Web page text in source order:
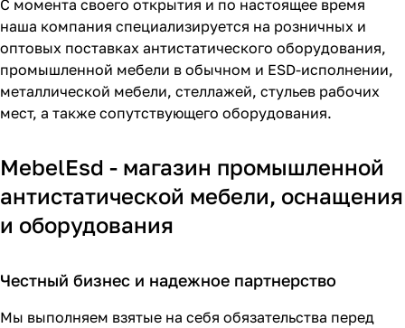
С момента своего открытия и по настоящее время
наша компания специализируется на розничных и
оптовых поставках антистатического оборудования,
промышленной мебели в обычном и ESD-исполнении,
металлической мебели, стеллажей, стульев рабочих
мест, а также сопутствующего оборудования.
MebelEsd - магазин промышленной
антистатической мебели, оснащения
и оборудования
Честный бизнес и надежное партнерство
Мы выполняем взятые на себя обязательства перед